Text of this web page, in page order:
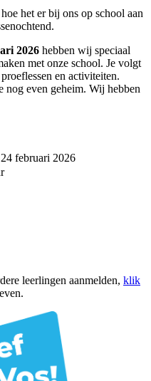
het er bij ons op school aan
2026 hebben wij speciaal
met onze school. Je volgt
en activiteiten.
even geheim. Wij hebben
februari 2026
leerlingen aanmelden, klik